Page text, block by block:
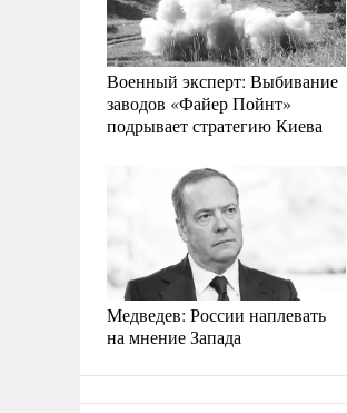
Военный эксперт: Выбивание
заводов «Файер Пойнт»
подрывает стратегию Киева
Медведев: России наплевать
на мнение Запада